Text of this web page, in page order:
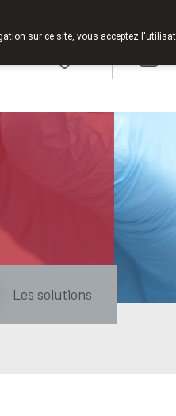
Les solutions
sur ce site, vous acceptez